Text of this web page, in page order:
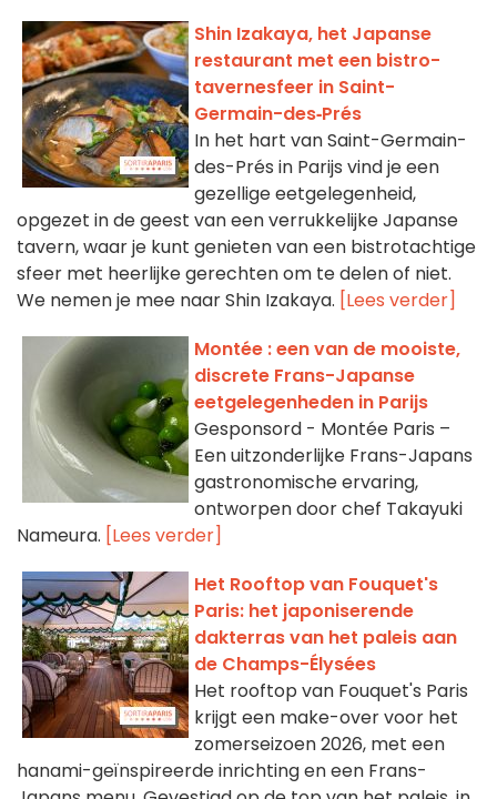
Shin Izakaya, het Japanse
restaurant met een bistro-
taverne­sfeer in Saint-
Germain-des‑Prés
In het hart van Saint-Germain-
des-Prés in Parijs vind je een
gezellige eetgelegenheid,
opgezet in de geest van een verrukkelijke Japanse
tavern, waar je kunt genieten van een bistrotachtige
sfeer met heerlijke gerechten om te delen of niet.
We nemen je mee naar Shin Izakaya. [Lees verder]
Montée : een van de mooiste,
discrete Frans-Japanse
eetgelegenheden in Parijs
Gesponsord - Montée Paris –
Een uitzonderlijke Frans-Japans
gastronomische ervaring,
ontworpen door chef Takayuki
Nameura. [Lees verder]
Het Rooftop van Fouquet's
Paris: het japoniserende
dakterras van het paleis aan
de Champs-Élysées
Het rooftop van Fouquet's Paris
krijgt een make-over voor het
zomerseizoen 2026, met een
hanami-geïnspireerde inrichting en een Frans-